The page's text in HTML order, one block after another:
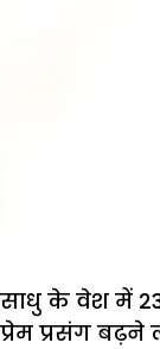
साधु के वेश में 23
प्रेम प्रसंग बढ़ने